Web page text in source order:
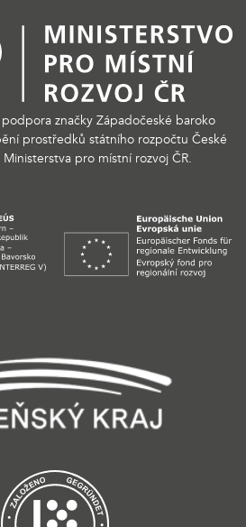
značky Západočeské baroko
prostředků státního rozpočtu České
pro místní rozvoj ČR.